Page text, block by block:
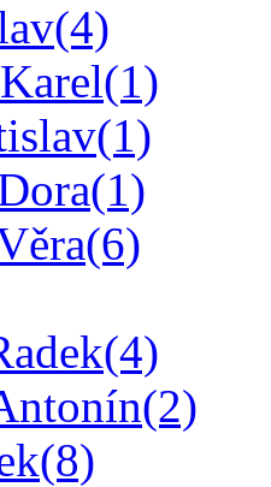
(4)
(1)
(1)
(1)
(6)
(4)
(2)
(8)